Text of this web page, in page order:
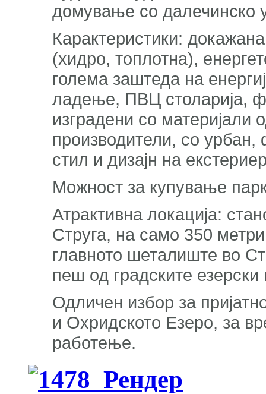
домување со далечинско
Карактеристики:
(хидро, топлотна),
голема заштеда на
ладење, ПВЦ столарија,
изградени со материјали
производители, со
стил и дизајн на
Можност за купување
Атрактивна локација:
Струга, на само 350
главното шеталиште во
пеш од градските
Одличен избор за
и Охридското Езеро, за
работење.